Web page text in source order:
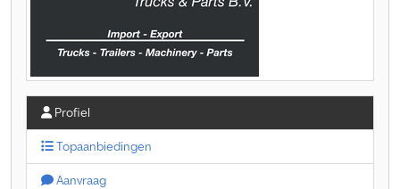
Profiel
Topaanbiedingen
Aanvraag